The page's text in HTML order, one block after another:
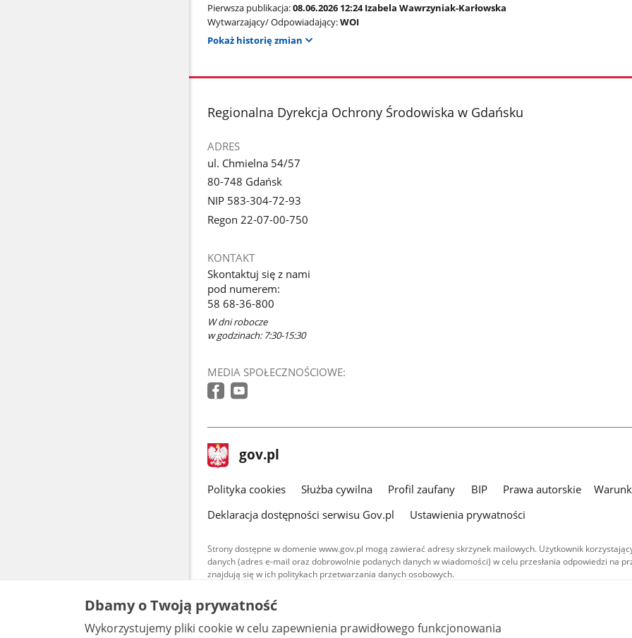
Pierwsza publikacja:08.06.2026 12:24 Izabela Wawrzyniak-Karłowska
Wytwarzający/ Odpowiadający:WOI
Pokaż historię zmian
stopka
Regionalna Dyrekcja Ochrony Środowiska w Gdańsku
ADRES
ul. Chmielna 54/57
80-748 Gdańsk
NIP 583-304-72-93
Regon 22-07-00-750
KONTAKT
Skontaktuj się z nami
pod numerem:
58 68-36-800
W dni robocze
w godzinach: 7:30-15:30
MEDIA SPOŁECZNOŚCIOWE:
stopka
gov.pl Strona
gov.pl
gov.pl
Polityka cookies Służba cywilna Profil zaufany BIP Prawa autorskie
Deklaracja dostępności serwisu Gov.pl
Ustawienia prywatności
Strony dostępne w domenie www.gov.pl mogą zawierać adresy skrzynek mailowych. Użytkownik
danych (adres e-mail oraz dobrowolnie podanych danych w wiadomości) w celu przesłania odpowiedzi na
znajdują się w ich politykach przetwarzania danych osobowych.
Treści tekstowe publikowane w serwisie (z wyłączeniem treści audiowizualnych), są
udostępniane na licencji typu Creative Commons: uznanie autorstwa - na tych samych
warunkach 4.0 (CC BY-SA 4.0). Materiały audiowizualne, w tym zdjęcia, materiały audio i
są udostępniane na licencji typu Creative Commons: uznanie autorstwa użycie niekomercyjne
Dbamy o Twoją prywatność
Wykorzystujemy pliki cookie w celu zapewnienia prawidłowego funkcjonowania